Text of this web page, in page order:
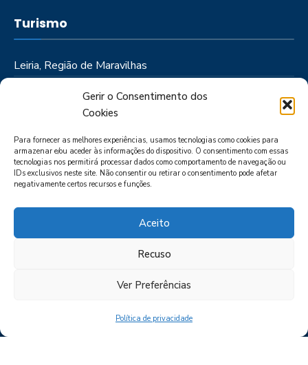
Gerir o Consentimento dos
Cookies
Para fornecer as melhores experiências, usamos tecnologias como cookies para
armazenar e/ou aceder às informações do dispositivo. O consentimento com essas
tecnologias nos permitirá processar dados como comportamento de navegação ou
IDs exclusivos neste site. Não consentir ou retirar o consentimento pode afetar
negativamente certos recursos e funções.
Aceito
Recuso
Ver Preferências
Política de privacidade
Turismo
Leiria, Região de Maravilhas
Roteiros
POLÍTICA DE PRIVACIDADE
DAS DENÚNCIAS